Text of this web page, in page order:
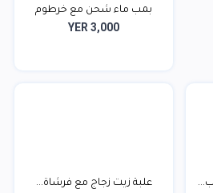
بمب ماء شحن مع خرطوم
YER 3,000
علبة زيت زجاج مع فرشاة...